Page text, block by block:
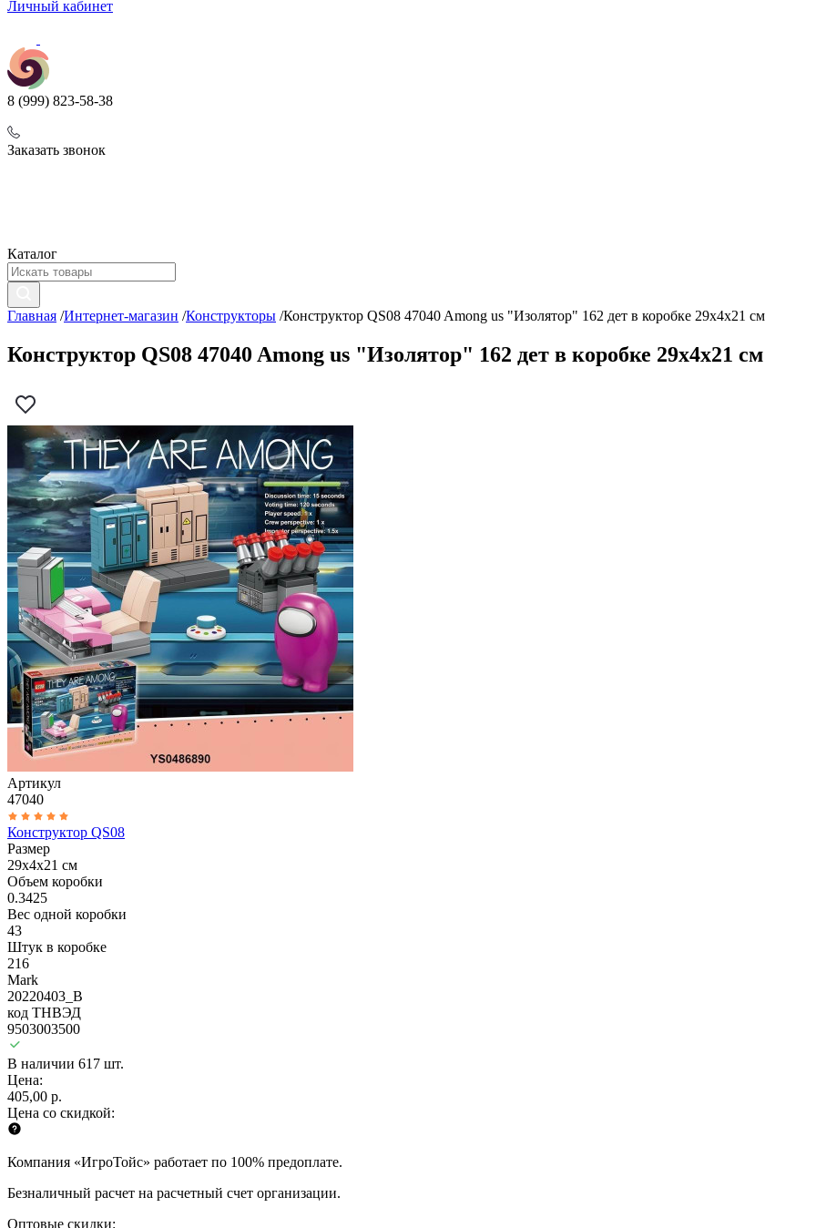
Личный кабинет
8 (999) 823-58-38
Заказать звонок
Каталог
Главная /Интернет-магазин /Конструкторы /Конструктор QS08 47040 Among us "Изолятор" 162 дет в коробке 29х4х21 см
Конструктор QS08 47040 Among us "Изолятор" 162 дет в коробке 29х4х21 см
Артикул
47040
Конструктор QS08
Размер
29х4х21 см
Объем коробки
0.3425
Вес одной коробки
43
Штук в коробке
216
Mark
20220403_B
код ТНВЭД
9503003500
В наличии 617 шт.
Цена:
405,00 р.
Цена со скидкой:
Компания «ИгроТойс» работает по 100% предоплате.
Безналичный расчет на расчетный счет организации.
Оптовые скидки: